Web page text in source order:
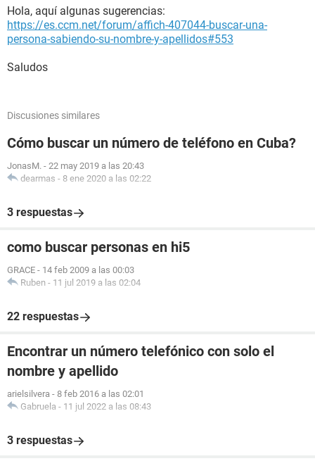
Hola, aquí algunas sugerencias:
https://es.ccm.net/forum/affich-407044-buscar-una-
persona-sabiendo-su-nombre-y-apellidos#553
Saludos
Discusiones similares
Cómo buscar un número de teléfono en Cuba?
JonasM. - 22 may 2019 a las 20:43
dearmas - 8 ene 2020 a las 02:22
3 respuestas
como buscar personas en hi5
GRACE - 14 feb 2009 a las 00:03
Ruben - 11 jul 2019 a las 02:04
22 respuestas
Encontrar un número telefónico con solo el
nombre y apellido
arielsilvera - 8 feb 2016 a las 02:01
Gabruela - 11 jul 2022 a las 08:43
3 respuestas